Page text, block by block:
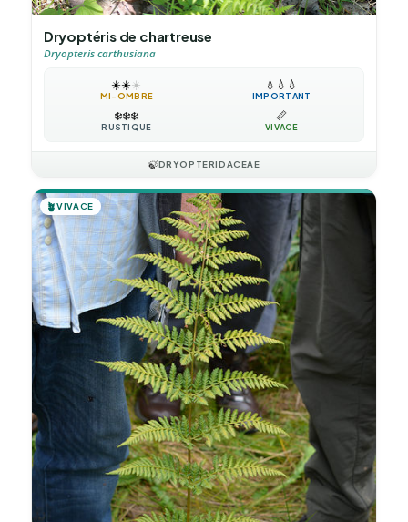
Dryoptéris de chartreuse
Dryopteris carthusiana
☀️☀️☀️
MI-OMBRE
💧 💧 💧
IMPORTANT
❄️❄️❄️
RUSTIQUE
📏
VIVACE
🍃DRYOPTERIDACEAE
🪴VIVACE